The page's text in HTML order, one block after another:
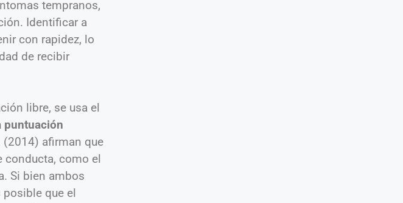
tempranos,
Identificar a
con rapidez, lo
de recibir
libre, se usa el
puntuación
(2014) afirman que
como el
Si bien ambos
que el